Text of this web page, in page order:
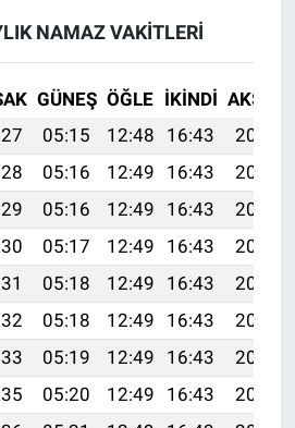
NAMAZ VAKITLERI
GÜNEŞ ÖĞLE İKINDI AKŞAM
05:15 12:48 16:43
20:12
05:16 12:49 16:43
20:12
05:16 12:49 16:43
20:11
05:17 12:49 16:43
20:11
05:18 12:49 16:43
20:10
05:18 12:49 16:43
20:10
05:19 12:49 16:43
20:09
05:20 12:49 16:43
20:09